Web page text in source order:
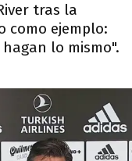
tras la
como ejemplo:
lo mismo".